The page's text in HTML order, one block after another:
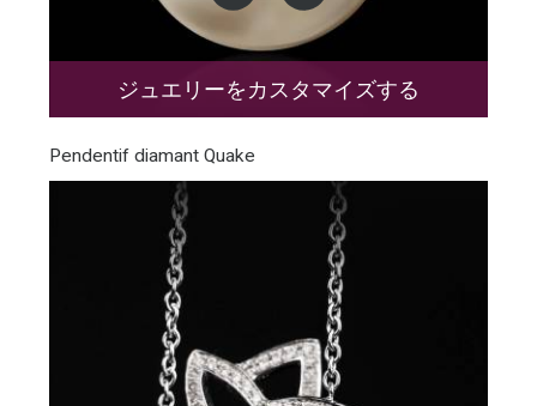
ジュエリーをカスタマイズする
Pendentif diamant Quake